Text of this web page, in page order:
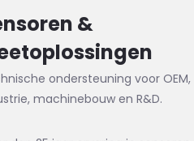
&
ondersteuning voor OEM,
machinebouw en R&D.